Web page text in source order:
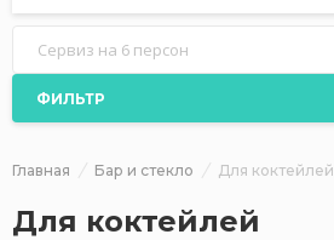
Сервиз на 6 персон
ФИЛЬТР
Главная Бар и стекло Для коктейлей
Для коктейлей